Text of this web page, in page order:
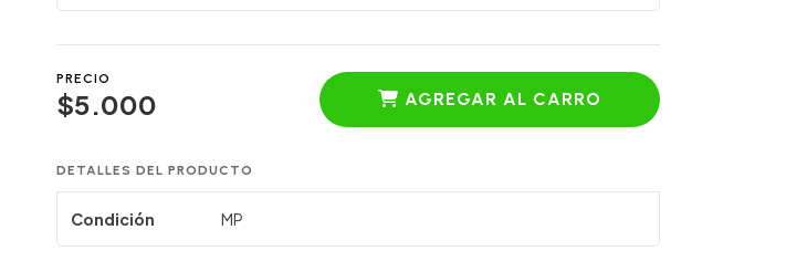
PRECIO
$5.000 AGREGAR AL CARRO
DETALLES DEL PRODUCTO
Condición MP